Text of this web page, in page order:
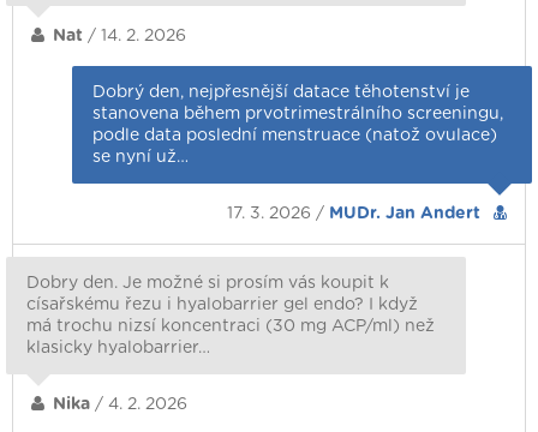
Nat / 14. 2. 2026
Dobrý den, nejpřesnější datace těhotenství je
stanovena během prvotrimestrálního screeningu,
podle data poslední menstruace (natož ovulace)
se nyní už…
17. 3. 2026 / MUDr. Jan Andert
Dobry den. Je možné si prosím vás koupit k
císařskému řezu i hyalobarrier gel endo? I když
má trochu nizsí koncentraci (30 mg ACP/ml) než
klasicky hyalobarrier…
Nika / 4. 2. 2026